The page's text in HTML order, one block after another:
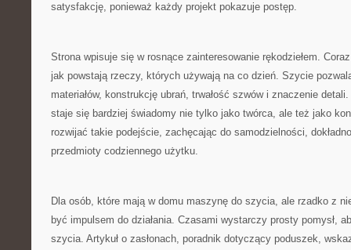
satysfakcję, ponieważ każdy projekt pokazuje postęp.
Strona wpisuje się w rosnące zainteresowanie rękodziełem.
jak powstają rzeczy, których używają na co dzień. Szycie
materiałów, konstrukcję ubrań, trwałość szwów i znaczenie
staje się bardziej świadomy nie tylko jako twórca, ale też jako
rozwijać takie podejście, zachęcając do samodzielności,
przedmioty codziennego użytku.
Dla osób, które mają w domu maszynę do szycia, ale rzadko z
być impulsem do działania. Czasami wystarczy prosty pomysł,
szycia. Artykuł o zasłonach, poradnik dotyczący poduszek,